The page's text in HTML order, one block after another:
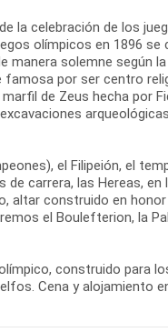
la celebración de los
olímpicos en 1896 se
manera solemne según
famosa por ser centro
de Zeus hecha por
el Filipeión, el
carrera, las Hereas, en
altar construido en honor
el Boulefterion, la
construido para
Cena y alojamiento